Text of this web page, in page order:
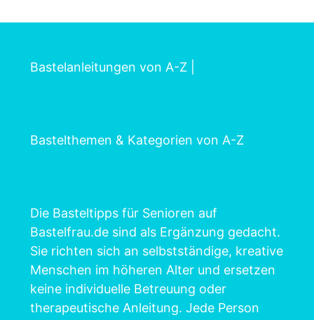
Bastelanleitungen von A-Z
Bastelthemen & Kategorien von A-Z
Die Basteltipps für Senioren auf
Bastelfrau.de sind als Ergänzung gedacht.
Sie richten sich an selbstständige, kreative
Menschen im höheren Alter und ersetzen
keine individuelle Betreuung oder
therapeutische Anleitung. Jede Person